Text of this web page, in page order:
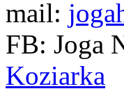
mail:
FB: Joga
Koziarka